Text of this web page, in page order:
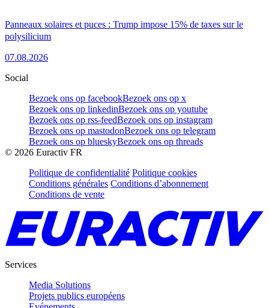
Panneaux solaires et puces : Trump impose 15% de taxes sur le
polysilicium
07.08.2026
Social
Bezoek ons op facebookBezoek ons op x
Bezoek ons op linkedinBezoek ons op youtube
Bezoek ons op rss-feedBezoek ons op instagram
Bezoek ons op mastodonBezoek ons op telegram
Bezoek ons op blueskyBezoek ons op threads
© 2026 Euractiv FR
Politique de confidentialité Politique cookies
Conditions générales Conditions d’abonnement
Conditions de vente
Services
Media Solutions
Projets publics européens